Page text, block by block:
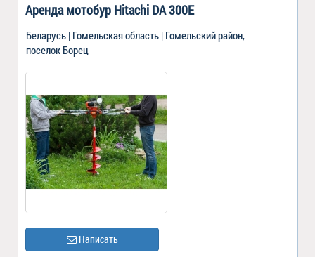
Аренда мотобур Hitachi DA 300E
Беларусь | Гомельская область | Гомельский район,
поселок Борец
Написать